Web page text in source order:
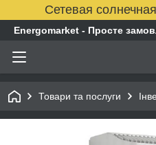
Сетевая
Energomarket - Просте
Товари та послуги